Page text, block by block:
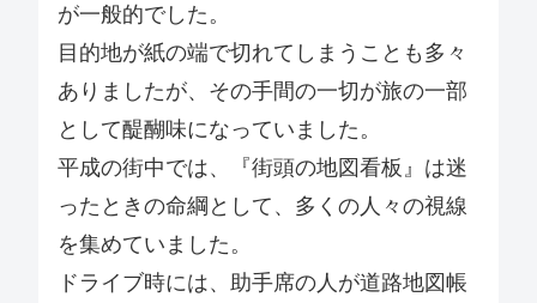
が一般的でした。
目的地が紙の端で切れてしまうことも多々
ありましたが、その手間の一切が旅の一部
として醍醐味になっていました。
平成の街中では、『街頭の地図看板』は迷
ったときの命綱として、多くの人々の視線
を集めていました。
ドライブ時には、助手席の人が道路地図帳